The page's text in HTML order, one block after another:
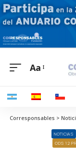
Aa
NOTICIAS
ODS 12